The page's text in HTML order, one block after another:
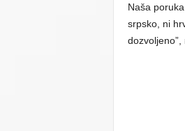
Naša
srpsko, ni
dozvoljeno”,